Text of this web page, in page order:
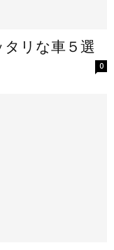
リな車５選
0